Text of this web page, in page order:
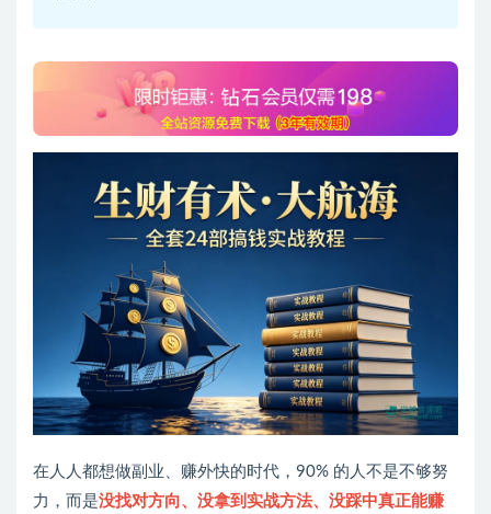
在人人都想做副业、赚外快的时代，90% 的人不是不够努
力，而是没找对方向、没拿到实战方法、没踩中真正能赚